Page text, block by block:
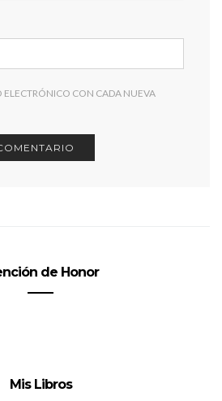
ELECTRÓNICO CON CADA NUEVA
de Honor
Mis Libros